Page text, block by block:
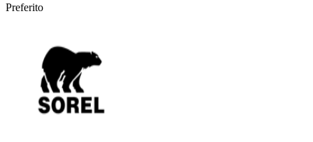
eBay
Abbigliamento
e Accessori
Preferito